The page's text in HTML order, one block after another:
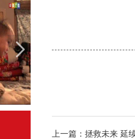
上一篇： 拯救未来 延